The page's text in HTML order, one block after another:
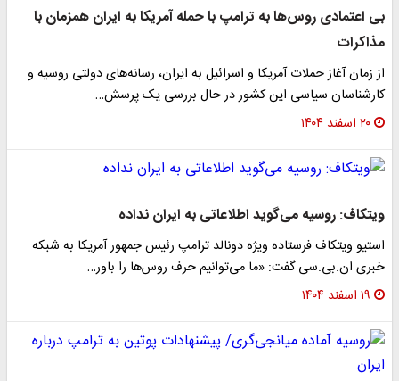
بی اعتمادی روس‌ها به ترامپ با حمله آمریکا به ایران همزمان با
مذاکرات
از زمان آغاز حملات آمریکا و اسرائیل به ایران، رسانه‌های دولتی روسیه و
کارشناسان سیاسی این کشور در حال بررسی یک پرسش…
۲۰ اسفند ۱۴۰۴
ویتکاف: روسیه می‌گوید اطلاعاتی به ایران نداده
استیو ویتکاف فرستاده ویژه دونالد ترامپ رئیس جمهور آمریکا به شبکه
خبری ان.بی.سی گفت: «ما می‌توانیم حرف روس‌ها را باور…
۱۹ اسفند ۱۴۰۴